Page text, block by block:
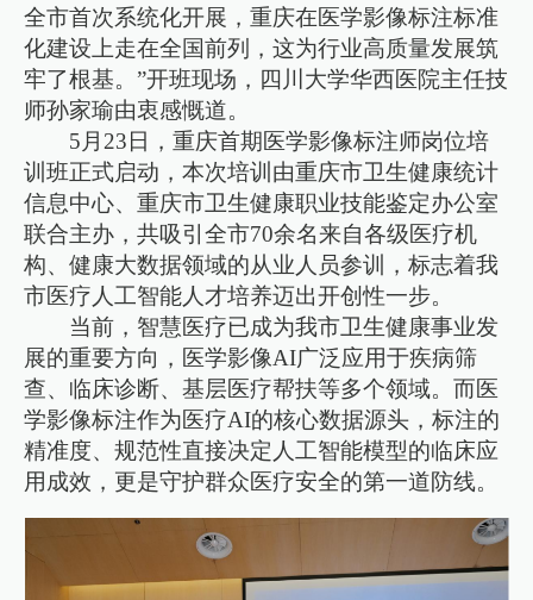
全市首次系统化开展，重庆在医学影像标注标准
化建设上走在全国前列，这为行业高质量发展筑
牢了根基。”开班现场，四川大学华西医院主任技
师孙家瑜由衷感慨道。
5月23日，重庆首期医学影像标注师岗位培
训班正式启动，本次培训由重庆市卫生健康统计
信息中心、重庆市卫生健康职业技能鉴定办公室
联合主办，共吸引全市70余名来自各级医疗机
构、健康大数据领域的从业人员参训，标志着我
市医疗人工智能人才培养迈出开创性一步。
当前，智慧医疗已成为我市卫生健康事业发
展的重要方向，医学影像AI广泛应用于疾病筛
查、临床诊断、基层医疗帮扶等多个领域。而医
学影像标注作为医疗AI的核心数据源头，标注的
精准度、规范性直接决定人工智能模型的临床应
用成效，更是守护群众医疗安全的第一道防线。